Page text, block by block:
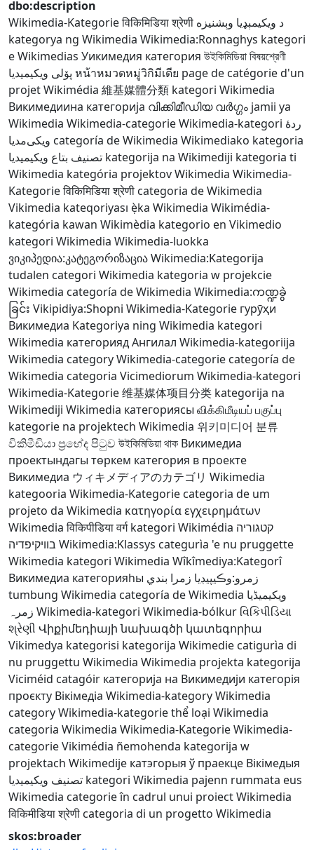
dbo:description
Wikimedia-Kategorieविकिमिडिया श्रेणी د ويکيمېډيا وېشنيزه
kategorya ng Wikimedia Wikimedia:Ronnaghys kategori
e Wikimedias Уикимедия категория উইকিমিডিয়া বিষয়শ্রেণী
پۆلی ویکیمیدیا หน้าหมวดหมู่วิกิมีเดีย page de catégorie d'un
projet Wikimédia 維基媒體分類 kategori Wikimedia
Викимедиина категорија വിക്കിമീഡിയ വർഗ്ഗം jamii ya
Wikimedia Wikimedia-categorieWikimedia-kategori ردهٔ
ویکی‌مدیا categoría de Wikimedia Wikimediako kategoria
تصنيف بتاع ويكيميديا kategorija na Wikimediji kategoria ti
Wikimedia kategória projektov Wikimedia Wikimedia-
Kategorieविकिमिडिया श्रेणी categoria de Wikimedia
Vikimedia kateqoriyası ẹ̀ka Wikimedia Wikimédia-
kategória kawan Wikimèdia kategorio en Vikimedio
kategori Wikimedia Wikimedia-luokka
ვიკიპედია:კატეგორიზაციაWikimedia:Kategorija
tudalen categori Wikimedia kategoria w projekcie
Wikimedia categoría de Wikimedia Wikimedia:ကဏ္ဍခွဲ
ခြင်း Vikipidiya:Shopni Wikimedia-Kategorie гурӯҳи
Викимедиа Kategoriya ning Wikimedia kategori
Wikimedia категорияд Ангилал Wikimedia-kategoriija
Wikimedia categoryWikimedia-categorie categoría de
Wikimedia categoria Vicimediorum Wikimedia-kategori
Wikimedia-Kategorie维基媒体项目分类 kategorija na
Wikimediji Wikimedia категориясы விக்கிமீடியப் பகுப்பு
kategorie na projektech Wikimedia 위키미디어 분류
විකිමීඩියා ප්‍රභේද පිටුව উইকিমিডিয়া থাক Викимедиа
проектындагы төркем категория в проекте
Викимедиа ウィキメディアのカテゴリ Wikimedia
kategooria Wikimedia-Kategorie categoria de um
projeto da Wikimedia κατηγορία εγχειρημάτων
Wikimedia विकिपीडिया वर्ग kategori Wikimédia קטגוריה
בוויקיפדיה Wikimedia:Klassys categurìa 'e nu pruggette
Wikimedia kategori Wikimedia Wîkîmediya:Kategorî
Викимедиа категорияһы زمرو:وڪيپيڊيا زمرا بندي
tumbung Wikimedia categoría de Wikimedia ویکیمیڈیا
زمرہ Wikimedia-kategori Wikimedia-bólkur વિકિપીડિયા
શ્રેણી Վիքիմեդիայի նախագծի կատեգորիա
Vikimedya kategorisi kategorija Wikimedie catigurìa di
nu pruggettu Wikimedia Wikimedia projekta kategorija
Viciméid catagóir категорија на Викимедији категорія
проєкту Вікімедіа Wikimedia-kategoryWikimedia
categoryWikimedia-kategoriethể loại Wikimedia
categoria Wikimedia Wikimedia-KategorieWikimedia-
categorieVikimédia ñemohenda kategorija w
projektach Wikimedije катэгорыя ў праекце Вікімедыя
تصنيف ويكيميديا kategori Wikimedia pajenn rummata eus
Wikimedia categorie în cadrul unui proiect Wikimedia
विकिमीडिया श्रेणी categoria di un progetto Wikimedia
skos:broader